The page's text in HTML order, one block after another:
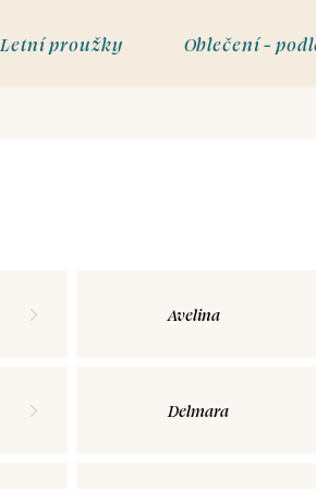
Letní proužky Oblečení -
Avelina
Delmara